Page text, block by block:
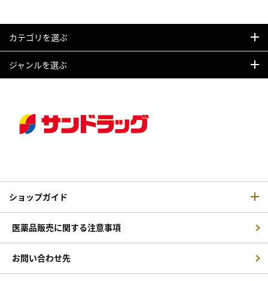
カテゴリを選ぶ
ジャンルを選ぶ
ショップガイド
医薬品販売に関する注意事項
お問い合わせ先